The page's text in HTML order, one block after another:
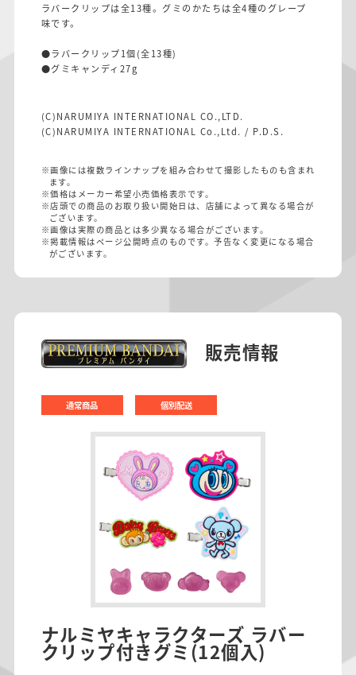
ラバークリップは全13種。グミのかたちは全4種のグレープ
味です。
●ラバークリップ1個(全13種)
●グミキャンディ27g
(C)NARUMIYA INTERNATIONAL CO.,LTD.
(C)NARUMIYA INTERNATIONAL Co.,Ltd. / P.D.S.
※画像には複数ラインナップを組み合わせて撮影したものも含まれ
ます。
※価格はメーカー希望小売価格表示です。
※店頭での商品のお取り扱い開始日は、店舗によって異なる場合が
ございます。
※画像は実際の商品とは多少異なる場合がございます。
※掲載情報はページ公開時点のものです。予告なく変更になる場合
がございます。
販売情報
通常商品 個別配送
ナルミヤキャラクターズ ラバー
クリップ付きグミ(12個入)